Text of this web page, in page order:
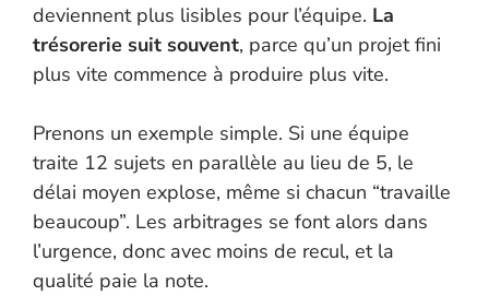
deviennent plus lisibles pour l’équipe. La
trésorerie suit souvent, parce qu’un projet fini
plus vite commence à produire plus vite.
Prenons un exemple simple. Si une équipe
traite 12 sujets en parallèle au lieu de 5, le
délai moyen explose, même si chacun “travaille
beaucoup”. Les arbitrages se font alors dans
l’urgence, donc avec moins de recul, et la
qualité paie la note.